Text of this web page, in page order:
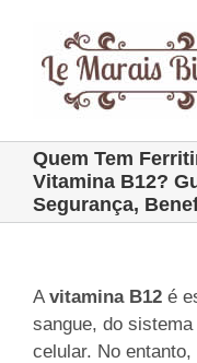
content
Quem Tem
Vitamina B12?
Segurança,
A vitamina B12 é
sangue, do
celular. No